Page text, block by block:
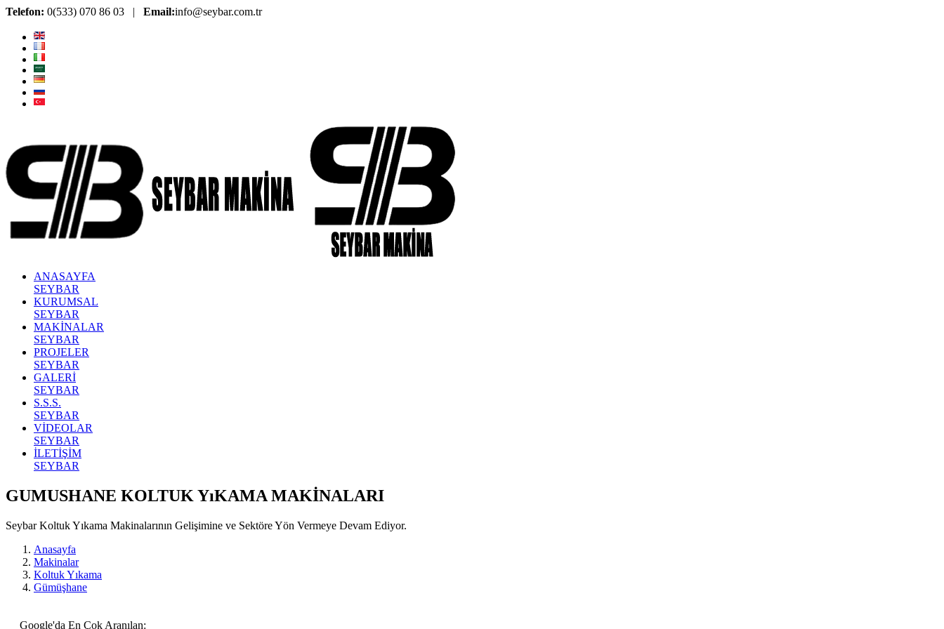
Telefon: 0(533) 070 86 03 | Email:info@seybar.com.tr
ANASAYFA
SEYBAR
KURUMSAL
SEYBAR
MAKİNALAR
SEYBAR
PROJELER
SEYBAR
GALERİ
SEYBAR
S.S.S.
SEYBAR
VİDEOLAR
SEYBAR
İLETİŞİM
SEYBAR
GUMUSHANE KOLTUK YıKAMA MAKİNALARI
Seybar Koltuk Yıkama Makinalarının Gelişimine ve Sektöre Yön Vermeye Devam Ediyor.
Anasayfa
Makinalar
Koltuk Yıkama
Gümüşhane
Google'da En Çok Aranılan: